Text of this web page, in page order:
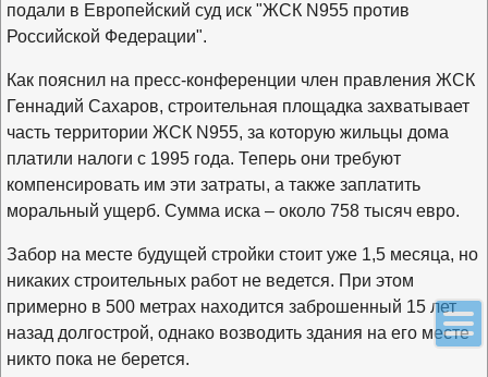
подали в Европейский суд иск "ЖСК N955 против
Российской Федерации".
Как пояснил на пресс-конференции член правления ЖСК
Геннадий Сахаров, строительная площадка захватывает
часть территории ЖСК N955, за которую жильцы дома
платили налоги с 1995 года. Теперь они требуют
компенсировать им эти затраты, а также заплатить
моральный ущерб. Сумма иска – около 758 тысяч евро.
Забор на месте будущей стройки стоит уже 1,5 месяца, но
никаких строительных работ не ведется. При этом
примерно в 500 метрах находится заброшенный 15 лет
назад долгострой, однако возводить здания на его месте
никто пока не берется.